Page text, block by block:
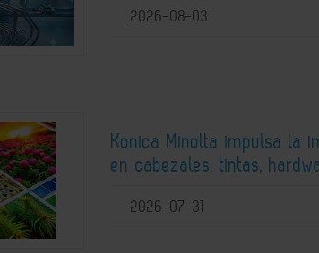
2026-08-03
Konica Minolta impulsa la
en cabezales, tintas,
2026-07-31